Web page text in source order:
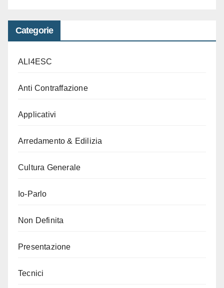
Categorie
ALI4ESC
Anti Contraffazione
Applicativi
Arredamento & Edilizia
Cultura Generale
Io-Parlo
Non Definita
Presentazione
Tecnici